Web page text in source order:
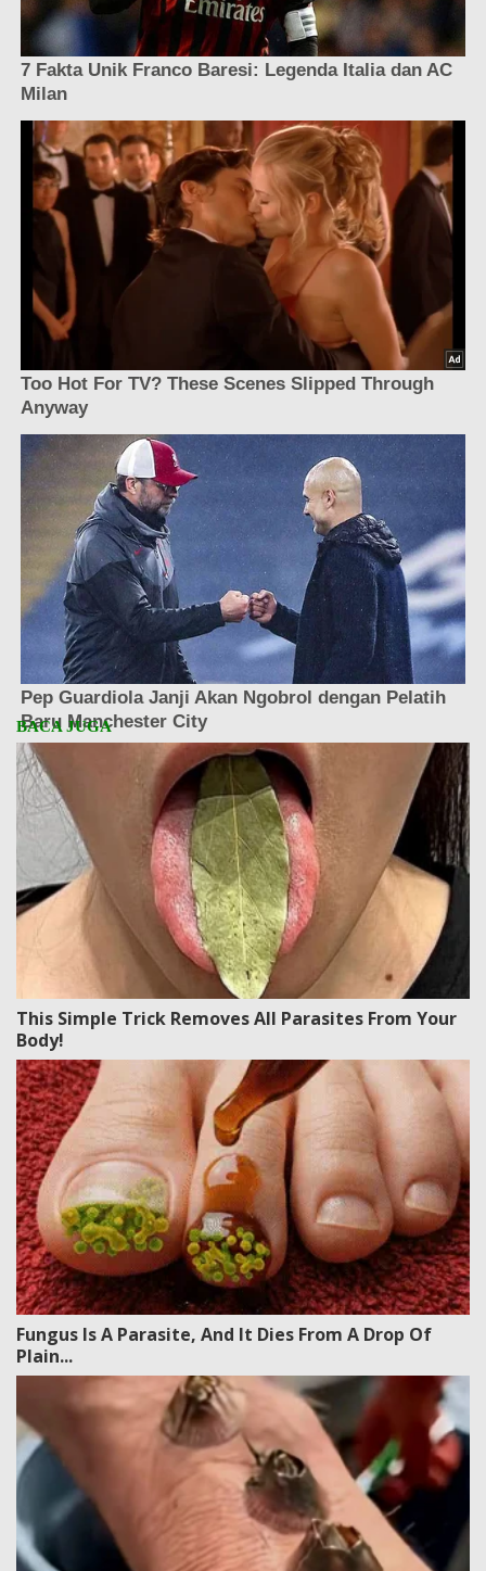
This Simple Trick Removes All Parasites From Your
Body!
Fungus Is A Parasite, And It Dies From A Drop Of
Plain...